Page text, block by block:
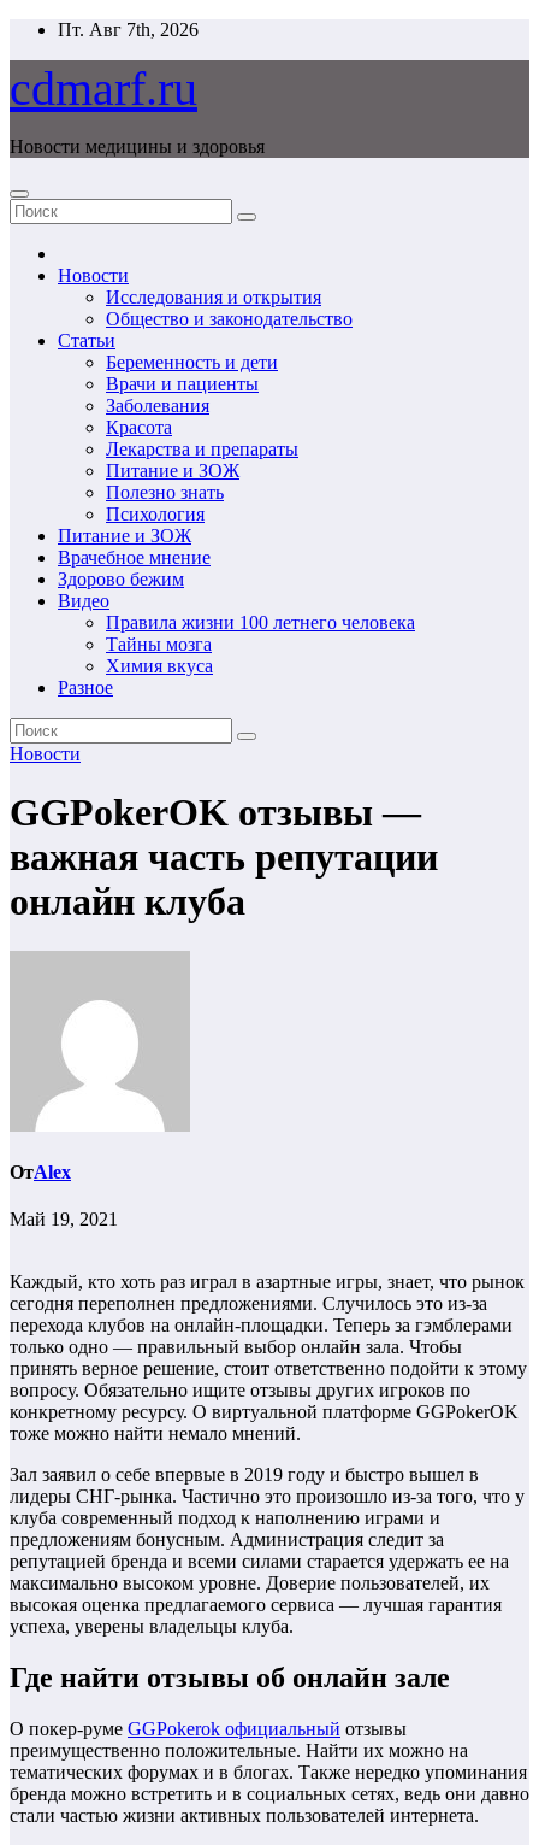
Перейти
содержимому
Пт. Авг 7th, 2026
cdmarf.ru
Новости медицины и здоровья
Новости
Исследования и открытия
Общество и законодательство
Статьи
Беременность и дети
Врачи и пациенты
Заболевания
Красота
Лекарства и препараты
Питание и ЗОЖ
Полезно знать
Психология
Питание и ЗОЖ
Врачебное мнение
Здорово бежим
Видео
Правила жизни 100 летнего человека
Тайны мозга
Химия вкуса
Разное
Новости
GGPokerOK отзывы —
важная часть репутации
онлайн клуба
ОтAlex
Май 19, 2021
Каждый, кто хоть раз играл в азартные игры, знает, что рынок
сегодня переполнен предложениями. Случилось это из-за
перехода клубов на онлайн-площадки. Теперь за гэмблерами
только одно — правильный выбор онлайн зала. Чтобы
принять верное решение, стоит ответственно подойти к этому
вопросу. Обязательно ищите отзывы других игроков по
конкретному ресурсу. О виртуальной платформе GGPokerOK
тоже можно найти немало мнений.
Зал заявил о себе впервые в 2019 году и быстро вышел в
лидеры СНГ-рынка. Частично это произошло из-за того, что у
клуба современный подход к наполнению играми и
предложениям бонусным. Администрация следит за
репутацией бренда и всеми силами старается удержать ее на
максимально высоком уровне. Доверие пользователей, их
высокая оценка предлагаемого сервиса — лучшая гарантия
успеха, уверены владельцы клуба.
Где найти отзывы об онлайн зале
О покер-руме GGPokerok официальный отзывы
преимущественно положительные. Найти их можно на
тематических форумах и в блогах. Также нередко упоминания
бренда можно встретить и в социальных сетях, ведь они давно
стали частью жизни активных пользователей интернета.